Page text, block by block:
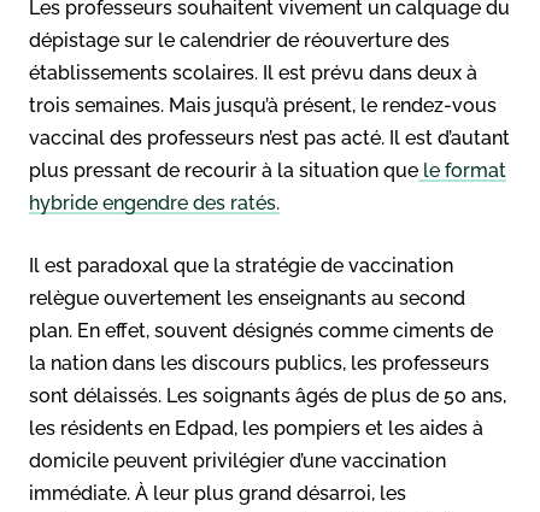
Les professeurs souhaitent vivement un calquage du
dépistage sur le calendrier de réouverture des
établissements scolaires. Il est prévu dans deux à
trois semaines. Mais jusqu’à présent, le rendez-vous
vaccinal des professeurs n’est pas acté. Il est d’autant
plus pressant de recourir à la situation que le format
hybride engendre des ratés.
Il est paradoxal que la stratégie de vaccination
relègue ouvertement les enseignants au second
plan. En effet, souvent désignés comme ciments de
la nation dans les discours publics, les professeurs
sont délaissés. Les soignants âgés de plus de 50 ans,
les résidents en Edpad, les pompiers et les aides à
domicile peuvent privilégier d’une vaccination
immédiate. À leur plus grand désarroi, les